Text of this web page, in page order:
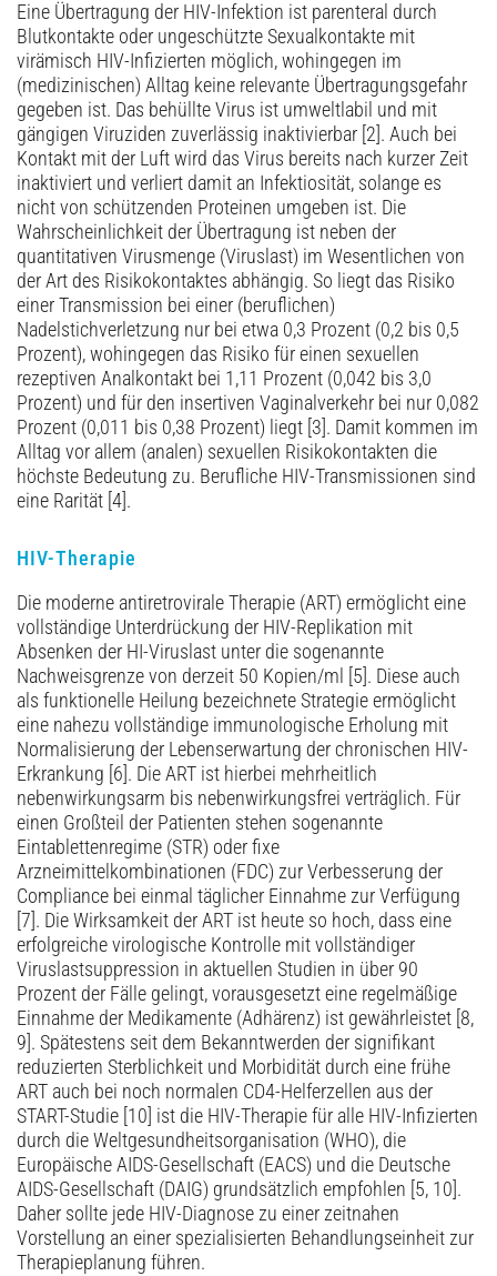
Eine Übertragung der HIV-Infektion ist parenteral durch
Blutkontakte oder ungeschützte Sexualkontakte mit
virämisch HIV-Infizierten möglich, wohingegen im
(medizinischen) Alltag keine relevante Übertragungsgefahr
gegeben ist. Das behüllte Virus ist umweltlabil und mit
gängigen Viruziden zuverlässig inaktivierbar [2]. Auch bei
Kontakt mit der Luft wird das Virus bereits nach kurzer Zeit
inaktiviert und verliert damit an Infektiosität, solange es
nicht von schützenden Proteinen umgeben ist. Die
Wahrscheinlichkeit der Übertragung ist neben der
quantitativen Virusmenge (Viruslast) im Wesentlichen von
der Art des Risikokontaktes abhängig. So liegt das Risiko
einer Transmission bei einer (beruflichen)
Nadelstichverletzung nur bei etwa 0,3 Prozent (0,2 bis 0,5
Prozent), wohingegen das Risiko für einen sexuellen
rezeptiven Analkontakt bei 1,11 Prozent (0,042 bis 3,0
Prozent) und für den insertiven Vaginalverkehr bei nur 0,082
Prozent (0,011 bis 0,38 Prozent) liegt [3]. Damit kommen im
Alltag vor allem (analen) sexuellen Risikokontakten die
höchste Bedeutung zu. Berufliche HIV-Transmissionen sind
eine Rarität [4].
HIV-Therapie
Die moderne antiretrovirale Therapie (ART) ermöglicht eine
vollständige Unterdrückung der HIV-Replikation mit
Absenken der HI-Viruslast unter die sogenannte
Nachweisgrenze von derzeit 50 Kopien/ml [5]. Diese auch
als funktionelle Heilung bezeichnete Strategie ermöglicht
eine nahezu vollständige immunologische Erholung mit
Normalisierung der Lebenserwartung der chronischen HIV-
Erkrankung [6]. Die ART ist hierbei mehrheitlich
nebenwirkungsarm bis nebenwirkungsfrei verträglich. Für
einen Großteil der Patienten stehen sogenannte
Eintablettenregime (STR) oder fixe
Arzneimittelkombinationen (FDC) zur Verbesserung der
Compliance bei einmal täglicher Einnahme zur Verfügung
[7]. Die Wirksamkeit der ART ist heute so hoch, dass eine
erfolgreiche virologische Kontrolle mit vollständiger
Viruslastsuppression in aktuellen Studien in über 90
Prozent der Fälle gelingt, vorausgesetzt eine regelmäßige
Einnahme der Medikamente (Adhärenz) ist gewährleistet [8,
9]. Spätestens seit dem Bekanntwerden der signifikant
reduzierten Sterblichkeit und Morbidität durch eine frühe
ART auch bei noch normalen CD4-Helferzellen aus der
START-Studie [10] ist die HIV-Therapie für alle HIV-Infizierten
durch die Weltgesundheitsorganisation (WHO), die
Europäische AIDS-Gesellschaft (EACS) und die Deutsche
AIDS-Gesellschaft (DAIG) grundsätzlich empfohlen [5, 10].
Daher sollte jede HIV-Diagnose zu einer zeitnahen
Vorstellung an einer spezialisierten Behandlungseinheit zur
Therapieplanung führen.